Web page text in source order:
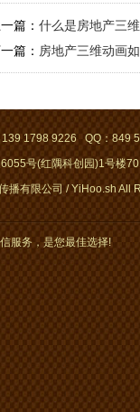
一篇： 什么是房地产三
篇： 房地产三维动画
1798 9226 QQ：849
号(红隅科创园)1号楼
播有限公司 / YiHoo.sh All
服务，是您最佳选择!